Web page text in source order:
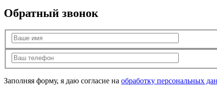
Обратный звонок
Заполняя форму, я даю согласие на обработку персональных